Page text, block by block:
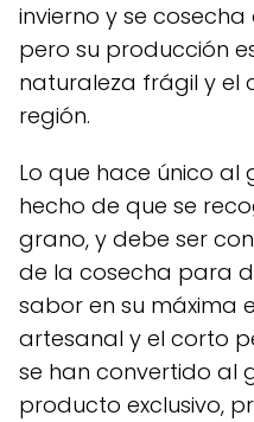
invierno y se
pero su producción
naturaleza frágil y el
región.
Lo que hace único al
hecho de que se
grano, y debe ser
de la cosecha para
sabor en su máxima
artesanal y el corto
se han convertido al
producto exclusivo,